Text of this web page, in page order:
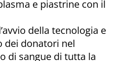
e piastrine con il
della tecnologia e
dei donatori nel
di sangue di tutta la